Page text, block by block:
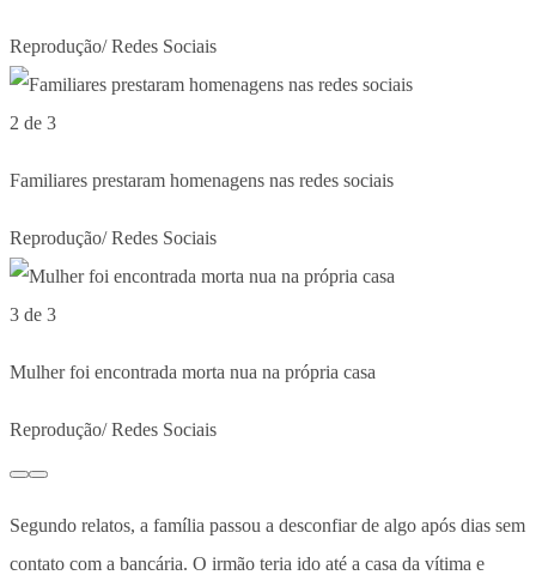
Reprodução/ Redes Sociais
2 de 3
Familiares prestaram homenagens nas redes sociais
Reprodução/ Redes Sociais
3 de 3
Mulher foi encontrada morta nua na própria casa
Reprodução/ Redes Sociais
Segundo relatos, a família passou a desconfiar de algo após dias sem
contato com a bancária. O irmão teria ido até a casa da vítima e